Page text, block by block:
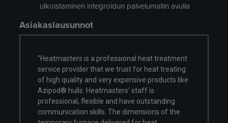
ulkoistaminen integroidun palvelumallin avulla
Asiakaslausunnot
heat treatment
for heat treating
products like
outstanding
of the
"Heatmasters carried out multiple heat
treatment processes utilizing a temporary
furnace erected outside our manufacturing
facility. We received flexible, high-quality
services, and we enjoyed working with fellow
professionals during the past months. Our